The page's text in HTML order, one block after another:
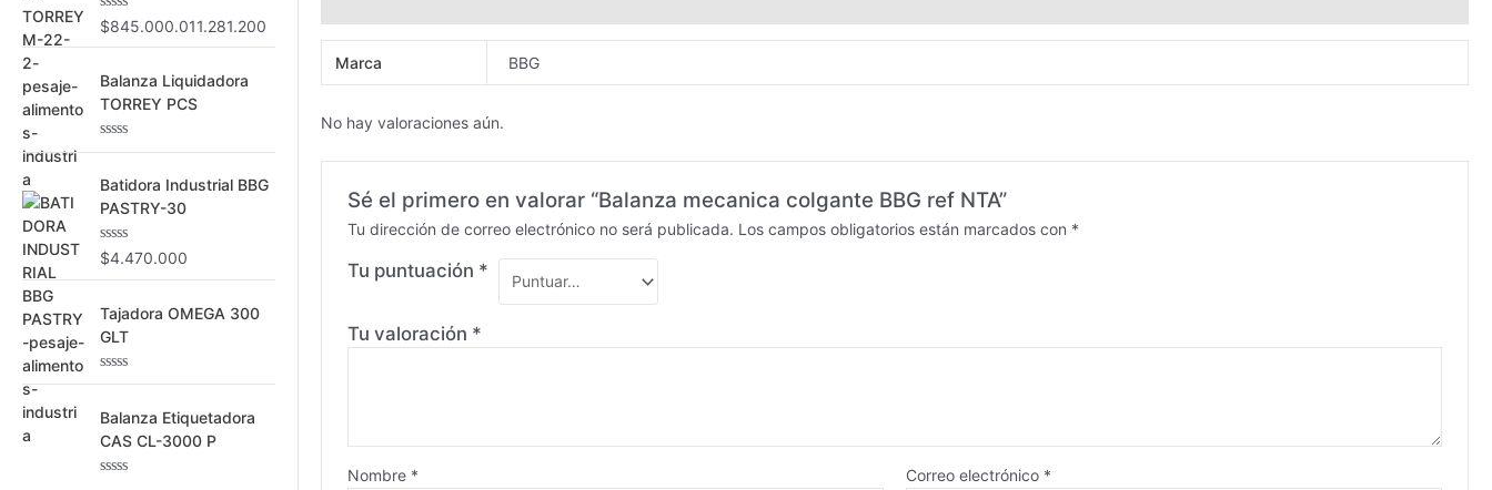
o
r
:
V
a
r
a
o
n
0
d
5
$845.000.011.281.200
Balanza Liquidadora
TORREY PCS
V
l
o
r
a
o
c
n
0
d
5
Batidora Industrial BBG
PASTRY-30
V
a
r
a
o
c
n
0
d
5
$4.470.000
Tajadora OMEGA 300
GLT
V
l
r
a
Balanza Etiquetadora
CAS CL-3000 P
Marca BBG
No hay valoraciones aún.
Sé el primero en valorar “Balanza mecanica colgante BBG ref NTA”
Tu dirección de correo electrónico no será publicada. Los campos obligatorios están marcados con *
Tu puntuación *
Tu valoración *
Nombre * Correo electrónico *